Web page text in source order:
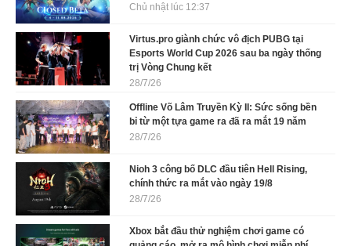
Chủ nhật lúc 12:37
Virtus.pro giành chức vô địch PUBG tại
Esports World Cup 2026 sau ba ngày thống
trị Vòng Chung kết
28/7/26
Offline Võ Lâm Truyền Kỳ II: Sức sống bền
bỉ từ một tựa game ra đã ra mắt 19 năm
28/7/26
Nioh 3 công bố DLC đầu tiên Hell Rising,
chính thức ra mắt vào ngày 19/8
28/7/26
Xbox bắt đầu thử nghiệm chơi game có